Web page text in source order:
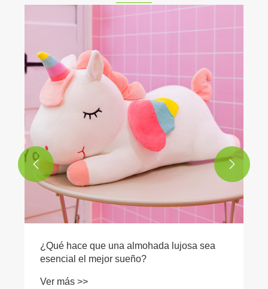
navideños sean esenciales para las
celebraciones festivas?
Ver más >>
 